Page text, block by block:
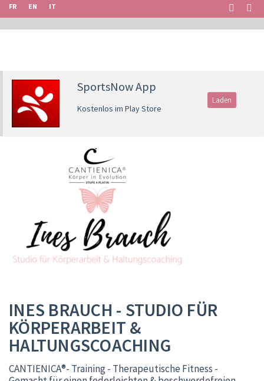
FR EN IT
SportsNow App
Kostenlos im Play Store
Laden
INES BRAUCH - STUDIO FÜR
KÖRPERARBEIT &
HALTUNGSCOACHING
CANTIENICA®️- Training - Therapeutische Fitness -